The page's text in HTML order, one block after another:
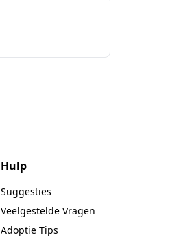
Hulp
Suggesties
Veelgestelde Vragen
Adoptie Tips